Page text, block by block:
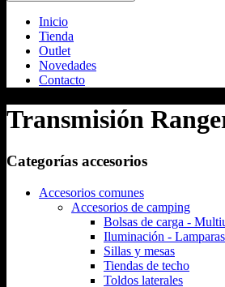
Inicio
Tienda
Outlet
Novedades
Contacto
Transmisión
Categorías accesorios
Accesorios comunes
Accesorios de camping
Bolsas de carga -
Iluminación - Lamparas
Sillas y mesas
Tiendas de techo
Toldos laterales